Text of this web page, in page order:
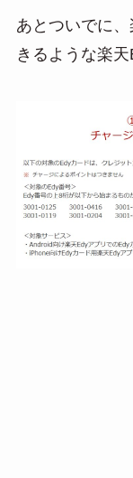
あとついでに
きるような楽天